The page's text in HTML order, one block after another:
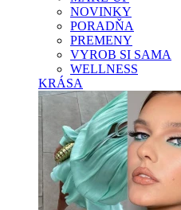
NOVINKY
PORADŇA
PREMENY
VYROB SI SAMA
WELLNESS
KRÁSA